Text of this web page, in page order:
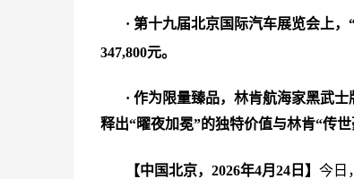
· 第十九届北京国际汽车展览会上
347,800元。
· 作为限量臻品，林肯航海家黑武
释出“曜夜加冕”的独特价值与林肯“传世
【中国北京，2026年4月24日】 今日